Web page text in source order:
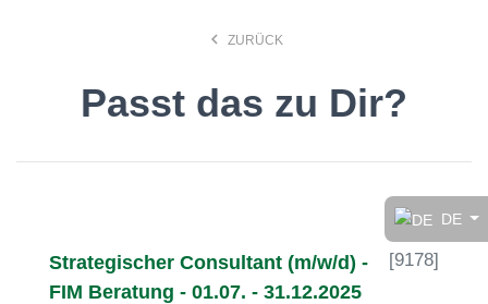
DE
Finde den Job, der Dir
search
keyboard_arrow_left ZURÜCK
Passt das zu Dir?
Strategischer Consultant (m/w/d) -
FIM Beratung - 01.07. - 31.12.2025
[9178]